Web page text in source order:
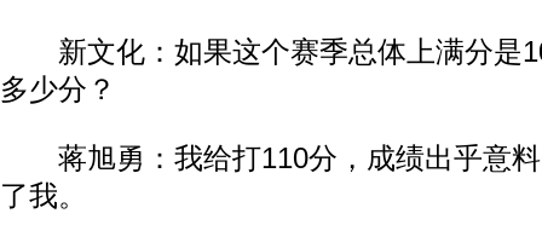
新文化：如果这个赛季总体上满分是
多少分？
蒋旭勇：我给打110分，成绩出乎意料
了我。